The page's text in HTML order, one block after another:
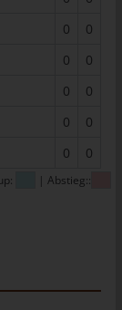
0
0
0
0
0
0
0
0
0 0
| Abstieg::
Person,
Behörde,
Daten
bei ihr um
Rahmen
gelten